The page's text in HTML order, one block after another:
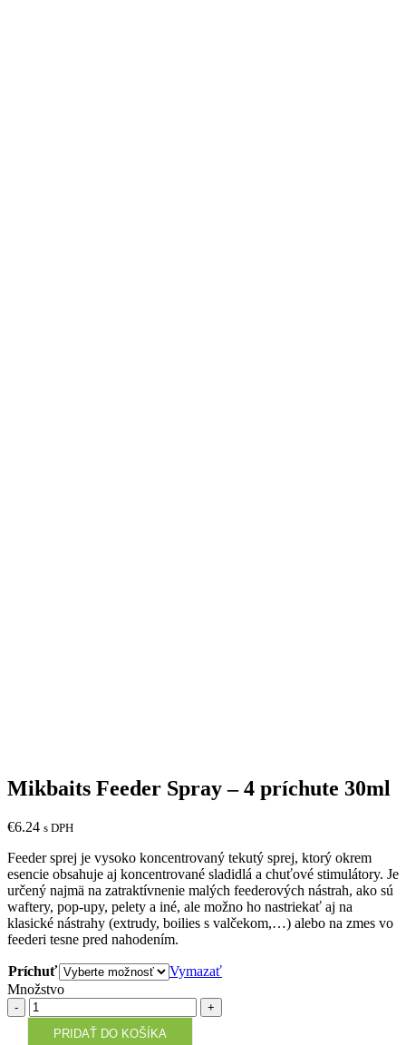
Mikbaits Feeder Spray – 4 príchute 30ml
€6.24 s DPH
Feeder sprej je vysoko koncentrovaný tekutý sprej, ktorý okrem
esencie obsahuje aj koncentrované sladidlá a chuťové stimulátory. Je
určený najmä na zatraktívnenie malých feederových nástrah, ako sú
waftery, pop-upy, pelety a iné, ale možno ho nastriekať aj na
klasické nástrahy (extrudy, boilies s valčekom,…) alebo na zmes vo
feederi tesne pred nahodením.
Príchuť
Vymazať
Množstvo
Množstvo
PRIDAŤ DO KOŠÍKA